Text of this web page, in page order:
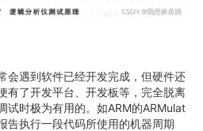
会遇到软件已经开发完成，但硬件还
有了开发平台、开发板等，完全脱离
试时极为有用的。如ARM的ARMulat
告执行一段代码所使用的机器周期